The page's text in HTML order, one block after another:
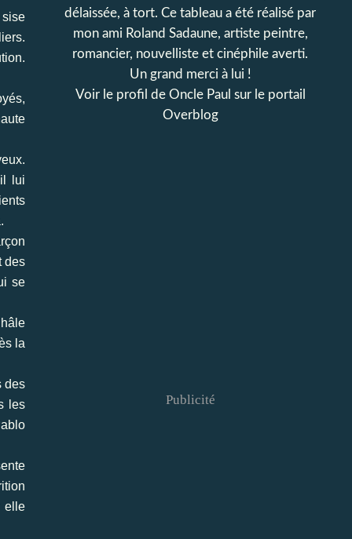
lui
des
se
la
des
les
elle
délaissée, à tort. Ce tableau a été réalisé par
mon ami Roland Sadaune, artiste peintre,
romancier, nouvelliste et cinéphile averti.
Un grand merci à lui !
Voir le profil de Oncle Paul sur le portail
Overblog
Publicité